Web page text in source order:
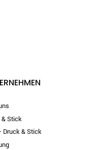
& Stick
Druck & Stick